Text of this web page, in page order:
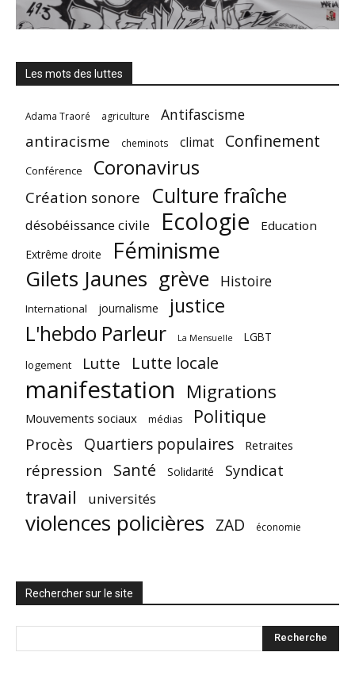
Les mots des luttes
Adama Traoré agriculture Antifascisme
antiracisme cheminots climat Confinement
Conférence Coronavirus
Création sonore Culture fraîche
désobéissance civile Ecologie Education
Extrême droite Féminisme
Gilets Jaunes grève Histoire
International journalisme justice
L'hebdo Parleur La Mensuelle
LGBT
logement
Lutte Lutte locale
manifestation Migrations
Mouvements sociaux médias Politique
Procès Quartiers populaires Retraites
répression Santé Solidarité Syndicat
travail universités
violences policières ZAD économie
Rechercher sur le site